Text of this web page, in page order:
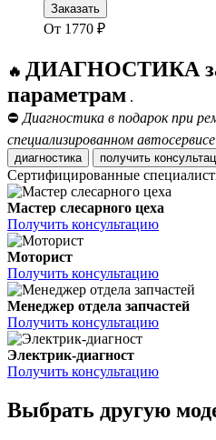
Заказать
От 1770 ₽
🔥 ДИАГНОСТИКА за
параметрам .
⛔ Диагностика в подарок при
специализированном
диагностика получить
Сертифицированные
Мастер слесарного цеха
Получить консультацию
Моторист
Получить консультацию
Менеджер отдела запчастей
Получить консультацию
Электрик-диагност
Получить консультацию
Выбрать другую